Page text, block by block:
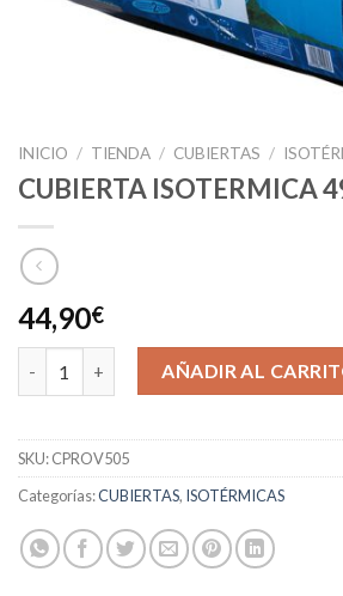
INICIO / TIENDA / CUBIERTAS /
CUBIERTA ISOTERMICA
44,90€
CUBIERTA ISOTERMICA 495X295 CM
AÑADIR AL
SKU:CPROV505
Categorías:CUBIERTAS, ISOTÉRMICAS